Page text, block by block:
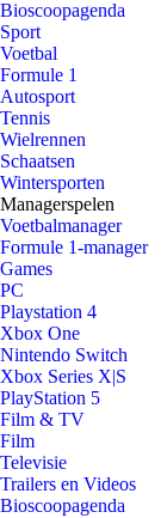
Bioscoopagenda
Sport
Voetbal
Formule 1
Autosport
Tennis
Wielrennen
Schaatsen
Wintersporten
Managerspelen
Voetbalmanager
Formule 1-manager
Games
PC
Playstation 4
Xbox One
Nintendo Switch
Xbox Series X|S
PlayStation 5
Film & TV
Film
Televisie
Trailers en Videos
Bioscoopagenda